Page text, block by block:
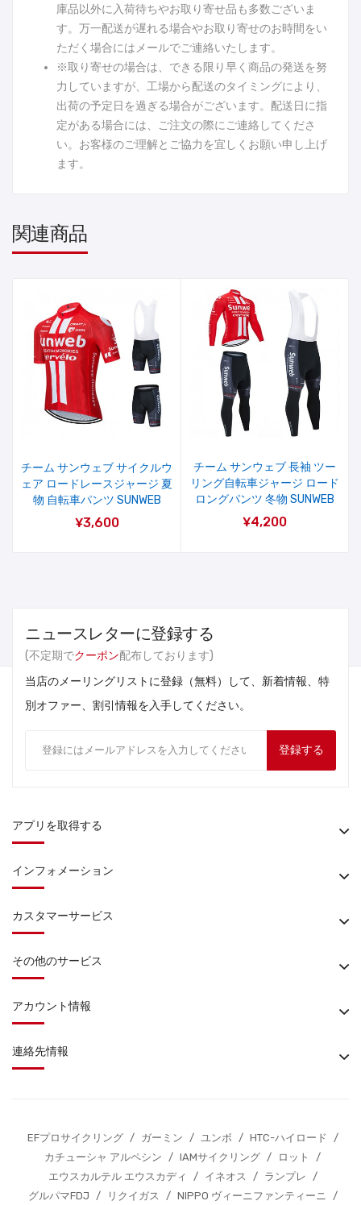
庫品以外に入荷待ちやお取り寄せ品も多数ございま
す。万一配送が遅れる場合やお取り寄せのお時間をい
ただく場合にはメールでご連絡いたします。
※取り寄せの場合は、できる限り早く商品の発送を努
力していますが、工場から配送のタイミングにより、
出荷の予定日を過ぎる場合がございます。配送日に指
定がある場合には、ご注文の際にご連絡してくださ
い。お客様のご理解とご協力を宜しくお願い申し上げ
ます。
関連商品
チーム サンウェブ サイクルウ
ェア ロードレースジャージ 夏
物 自転車パンツ SUNWEB
¥3,600
チーム サンウェブ 長袖 ツー
リング自転車ジャージ ロード
ロングパンツ 冬物 SUNWEB
¥4,200
ニュースレターに登録する
(不定期でクーポン配布しております)
当店のメーリングリストに登録（無料）して、新着情報、特
別オファー、割引情報を入手してください。
登録する
アプリを取得する
インフォメーション
カスタマーサービス
その他のサービス
アカウント情報
連絡先情報
EFプロサイクリング / ガーミン / ユンボ / HTC-ハイロード
/
カチューシャ アルペシン
/ IAMサイクリング / ロット
/
エウスカルテル エウスカディ
/ イネオス / ランプレ
/
グルパマFDJ
/ リクイガス / NIPPO ヴィーニファンティーニ /